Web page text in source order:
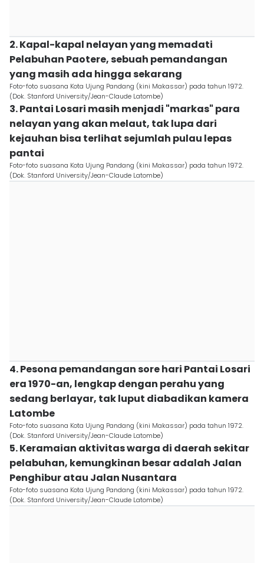
2. Kapal-kapal nelayan yang memadati
Pelabuhan Paotere, sebuah pemandangan
yang masih ada hingga sekarang
Foto-foto suasana Kota Ujung Pandang (kini Makassar) pada tahun 1972.
(Dok. Stanford University/Jean-Claude Latombe)
3. Pantai Losari masih menjadi "markas" para
nelayan yang akan melaut, tak lupa dari
kejauhan bisa terlihat sejumlah pulau lepas
pantai
Foto-foto suasana Kota Ujung Pandang (kini Makassar) pada tahun 1972.
(Dok. Stanford University/Jean-Claude Latombe)
4. Pesona pemandangan sore hari Pantai Losari
era 1970-an, lengkap dengan perahu yang
sedang berlayar, tak luput diabadikan kamera
Latombe
Foto-foto suasana Kota Ujung Pandang (kini Makassar) pada tahun 1972.
(Dok. Stanford University/Jean-Claude Latombe)
5. Keramaian aktivitas warga di daerah sekitar
pelabuhan, kemungkinan besar adalah Jalan
Penghibur atau Jalan Nusantara
Foto-foto suasana Kota Ujung Pandang (kini Makassar) pada tahun 1972.
(Dok. Stanford University/Jean-Claude Latombe)